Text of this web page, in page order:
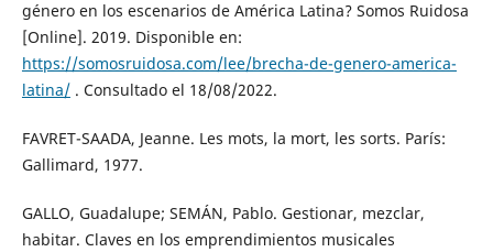
género en los escenarios de América Latina? Somos Ruidosa
[Online]. 2019. Disponible en:
https://somosruidosa.com/lee/brecha-de-genero-america-
latina/. Consultado el 18/08/2022.
FAVRET-SAADA, Jeanne. Les mots, la mort, les sorts. París:
Gallimard, 1977.
GALLO, Guadalupe; SEMÁN, Pablo. Gestionar, mezclar,
habitar. Claves en los emprendimientos musicales